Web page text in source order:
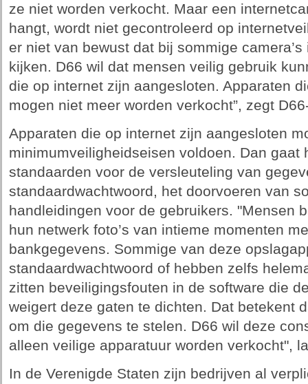
ze niet worden verkocht. Maar een
hangt, wordt niet gecontroleerd op
er niet van bewust dat bij sommige
kijken. D66 wil dat mensen veilig gebruik
die op internet zijn aangesloten. Apparaten
mogen niet meer worden verkocht”, zegt
Apparaten die op internet zijn aangesloten
minimumveiligheidseisen voldoen. Dan gaat
standaarden voor de versleuteling van
standaardwachtwoord, het doorvoeren van
handleidingen voor de gebruikers. "Mensen
hun netwerk foto’s van intieme momenten
bankgegevens. Sommige van deze
standaardwachtwoord of hebben zelfs
zitten beveiligingsfouten in de software die
weigert deze gaten te dichten. Dat betekent
om die gegevens te stelen. D66 wil deze
alleen veilige apparatuur worden verkocht",
In de Verenigde Staten zijn bedrijven al